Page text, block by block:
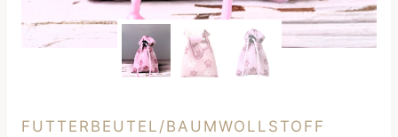
FUTTERBEUTEL/BAUMWOLLSTOFF